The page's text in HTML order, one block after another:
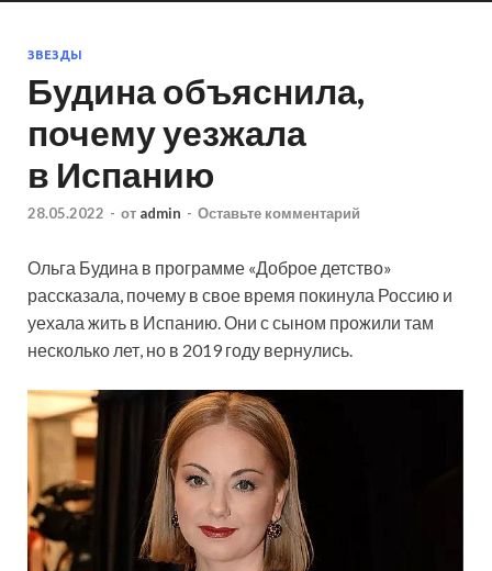
ЗВЕЗДЫ
Будина объяснила,
почему уезжала
в Испанию
28.05.2022 - от admin - Оставьте комментарий
Ольга Будина в программе «Доброе детство»
рассказала, почему в свое время покинула Россию и
уехала жить в Испанию. Они с сыном прожили там
несколько лет, но в 2019 году вернулись.